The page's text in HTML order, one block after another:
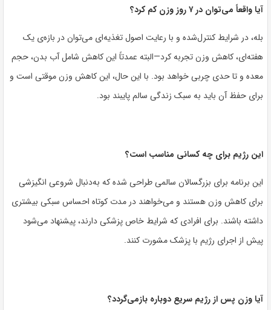
آیا واقعاً می‌توان در ۷ روز وزن کم کرد؟
بله، در شرایط کنترل‌شده و با رعایت اصول تغذیه‌ای می‌توان در بازه‌ی یک
هفته‌ای، کاهش وزن تجربه کرد—البته عمدتاً این کاهش شامل آب بدن، حجم
معده و تا حدی چربی خواهد بود. با این حال، این کاهش وزن موقتی است و
برای حفظ آن باید به سبک زندگی سالم پایبند بود.
این رژیم برای چه کسانی مناسب است؟
این برنامه برای بزرگسالان سالمی طراحی شده که به‌دنبال شروعی انگیزشی
برای کاهش وزن هستند و می‌خواهند در مدت کوتاه احساس سبکی بیشتری
داشته باشند. برای افرادی که شرایط خاص پزشکی دارند، پیشنهاد می‌شود
پیش از اجرای رژیم با پزشک مشورت کنند.
آیا وزن پس از رژیم سریع دوباره بازمی‌گردد؟